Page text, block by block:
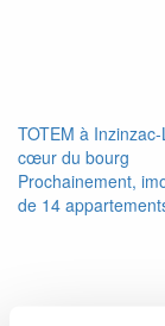
TOTEM à
cœur du bourg
Prochainement,
de 14